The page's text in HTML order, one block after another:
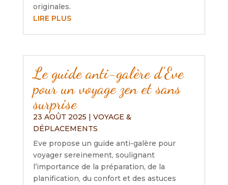
originales.
LIRE PLUS
Le guide anti-galère d’Eve
pour un voyage zen et sans
surprise
23 AOÛT 2025 | VOYAGE &
DÉPLACEMENTS
Eve propose un guide anti-galère pour
voyager sereinement, soulignant
l’importance de la préparation, de la
planification, du confort et des astuces